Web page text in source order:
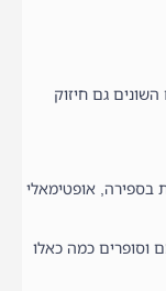
גם חיזוק
בספירה, אופטימאלי
וסופרים כמה כאלו